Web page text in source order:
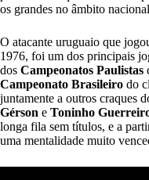
os grandes no âmbito
O atacante uruguaio que
1976, foi um dos principais
dos Campeonatos Paulistas
Campeonato Brasileiro do
juntamente a outros craques
Gérson e Toninho
longa fila sem títulos, e a
uma mentalidade muito